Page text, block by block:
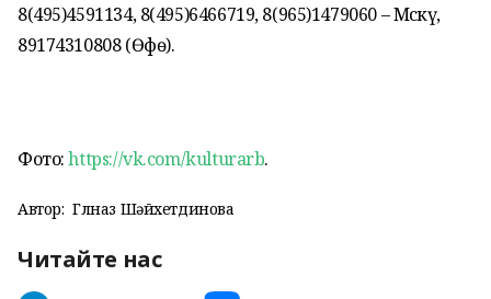
8(495)4591134, 8(495)6466719, 8(965)1479060 – Мәскәү,
89174310808 (Өфө).
Фото:https://vk.com/kulturarb.
Автор: Гөлназ Шәйхетдинова
Читайте нас